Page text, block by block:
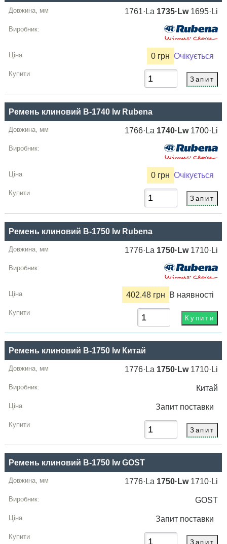
1761·La 1735·Lw1695·Li
0 грн Очікується
Ремень клиновий B-1740 lw Rubena
1766·La 1740·Lw1700·Li
0 грн Очікується
Ремень клиновий B-1750 lw Rubena
1776·La 1750·Lw1710·Li
402.48 грн В наявності
Ремень клиновий B-1750 lw Китай
1776·La 1750·Lw1710·Li
Китай
Запит поставки
Ремень клиновий B-1750 lw GOST
1776·La 1750·Lw1710·Li
GOST
Запит поставки